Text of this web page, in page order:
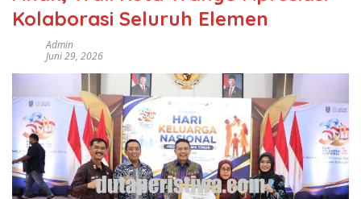
Kolaborasi Seluruh Elemen
Admin
Juni 29, 2026